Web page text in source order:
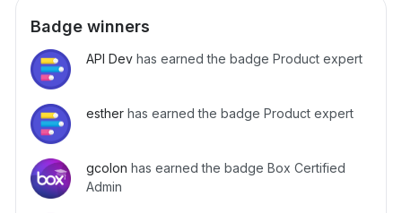
います。一部開発者向けの入門ガイドも 🇺🇸 英語のフォー
ラムサイトの言語設定を英語に切り替えるとグローバルのメ
ンバーが参加するフォーラムにアクセスできるようになりま
す。コミュニティアカウントを持つ人なら誰でもディスカッ
ションを開始することができます。 End User Forum：Box
の操作方法に関するQ&amp;A、業務に役立つ使い方など
Admin Forum：Box環境全体の設定や運用に関する情報共有
やQ&amp;A Box Platform：APIやSDK関連 翻訳機能がご利
用いただけます記事内の”Tran
ロフィール」から、プロフィール画像や会社名などの項目を
入力します。設定を選択他のコミュニティメンバーに公開し
たい情報を入力非公開またはプライベートと記載されている
項目は他のコミュニティメンバーには公開されませんが、そ
れ以外の項目はBoxコミュニティ参加者以外でも閲覧可能で
す。不要な個人情報を記載しないようご注意ください。
す。このたびの改定には、サービスリソースの超過利用にか
含まれます。 お客様は、Boxサービスを引き続き利用するこ
とにより、こちらから利用規約の改定版を閲覧し、その内容
に同意したものみなされます。
Badge winners
API Dev has earned the badge Product expert
esther has earned the badge Product expert
gcolon has earned the badge Box Certified
Admin